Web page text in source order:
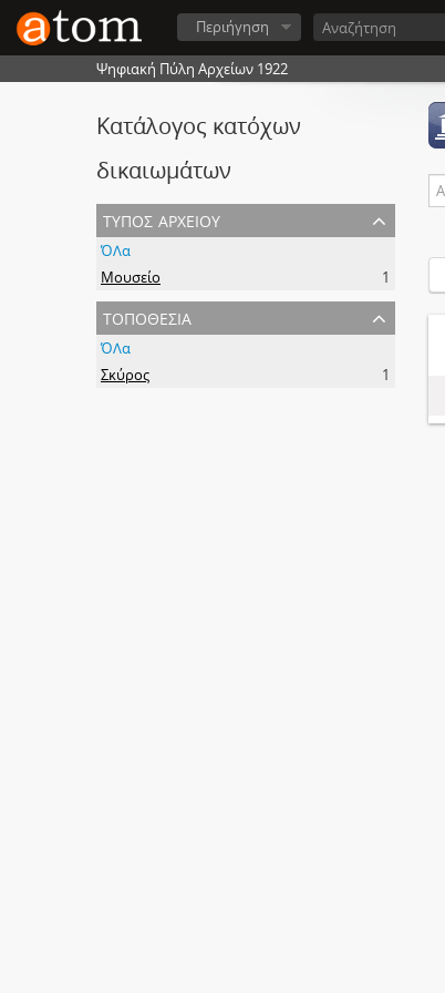
Περιήγηση
Ψηφιακή Πύλη Αρχείων 1922
Κατάλογος κατόχων
δικαιωμάτων
τύπος αρχείου
ΌΛα
Μουσείο
1
τοποθεσία
ΌΛα
Σκύρος
1